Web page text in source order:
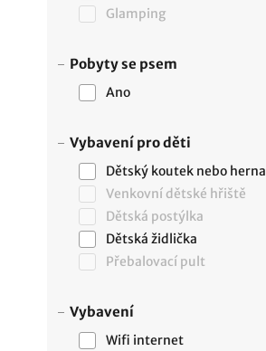
Glamping
Pobyty se psem
Ano
Vybavení pro děti
Dětský koutek nebo herna
Venkovní dětské hřiště
Dětská postýlka
Dětská židlička
Přebalovací pult
Vybavení
Wifi internet